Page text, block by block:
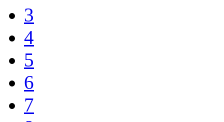
3
4
5
6
7